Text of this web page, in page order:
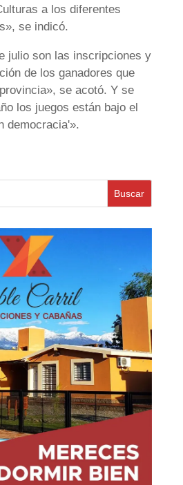
a los diferentes
se indicó.
julio son las inscripciones y
de los ganadores que
se acotó. Y se
los juegos están bajo el
democracia'».
Buscar